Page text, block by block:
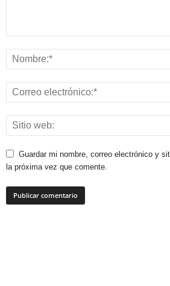
Guardar mi nombre, correo electrónico y
la próxima vez que comente.